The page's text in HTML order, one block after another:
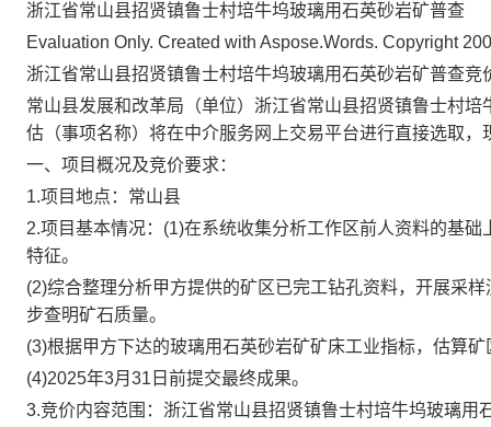
浙江省常山县招贤镇鲁士村培牛坞玻璃用石英砂岩矿普查
Evaluation Only. Created with Aspose.Words. Copyright
浙江省常山县招贤镇鲁士村培牛坞玻璃用石英砂岩矿普查竞
常山县发展和改革局 （单位） 浙江省常山县招贤镇鲁士村培
估 （事项名称） 将在中介服务网上交易平台进行直接选取，
一、项目概况及竞价要求：
1.项目地点： 常山县
2.项目基本情况： (1)在系统收集分析工作区前人资料的基
特征。
(2)综合整理分析甲方提供的矿区已完工钻孔资料，开展采
步查明矿石质量。
(3)根据甲方下达的玻璃用石英砂岩矿矿床工业指标，估算
(4)2025年3月31日前提交最终成果。
3.竞价内容范围： 浙江省常山县招贤镇鲁士村培牛坞玻璃用